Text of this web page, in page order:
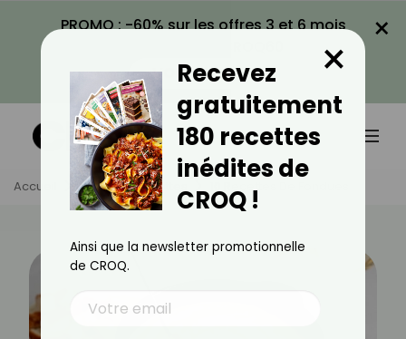
PROMO : -60% sur les offres 3 et 6 mois
VOIR LA PROMO
×
Accueil Actus Recettes 10 Recettes De Fondues
Recevez
gratuitement
180 recettes
inédites de
CROQ !
×
Ainsi que la newsletter promotionnelle
de CROQ.